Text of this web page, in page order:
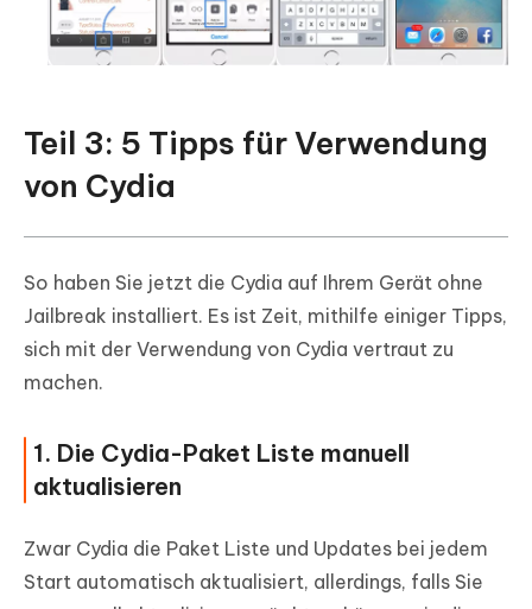
Teil 3: 5 Tipps für Verwendung
von Cydia
So haben Sie jetzt die Cydia auf Ihrem Gerät ohne
Jailbreak installiert. Es ist Zeit, mithilfe einiger Tipps,
sich mit der Verwendung von Cydia vertraut zu
machen.
1. Die Cydia-Paket Liste manuell
aktualisieren
Zwar Cydia die Paket Liste und Updates bei jedem
Start automatisch aktualisiert, allerdings, falls Sie